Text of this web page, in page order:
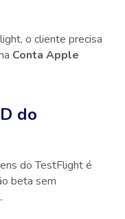
o cliente precisa
Conta Apple
do
do TestFlight é
beta sem